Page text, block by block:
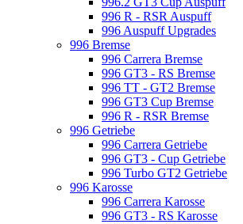
996 R - RSR Auspuff
996 Auspuff Upgrades
996 Bremse
996 Carrera Bremse
996 GT3 - RS Bremse
996 TT - GT2 Bremse
996 GT3 Cup Bremse
996 R - RSR Bremse
996 Getriebe
996 Carrera Getriebe
996 GT3 - Cup Getriebe
996 Turbo GT2 Getriebe
996 Karosse
996 Carrera Karosse
996 GT3 - RS Karosse